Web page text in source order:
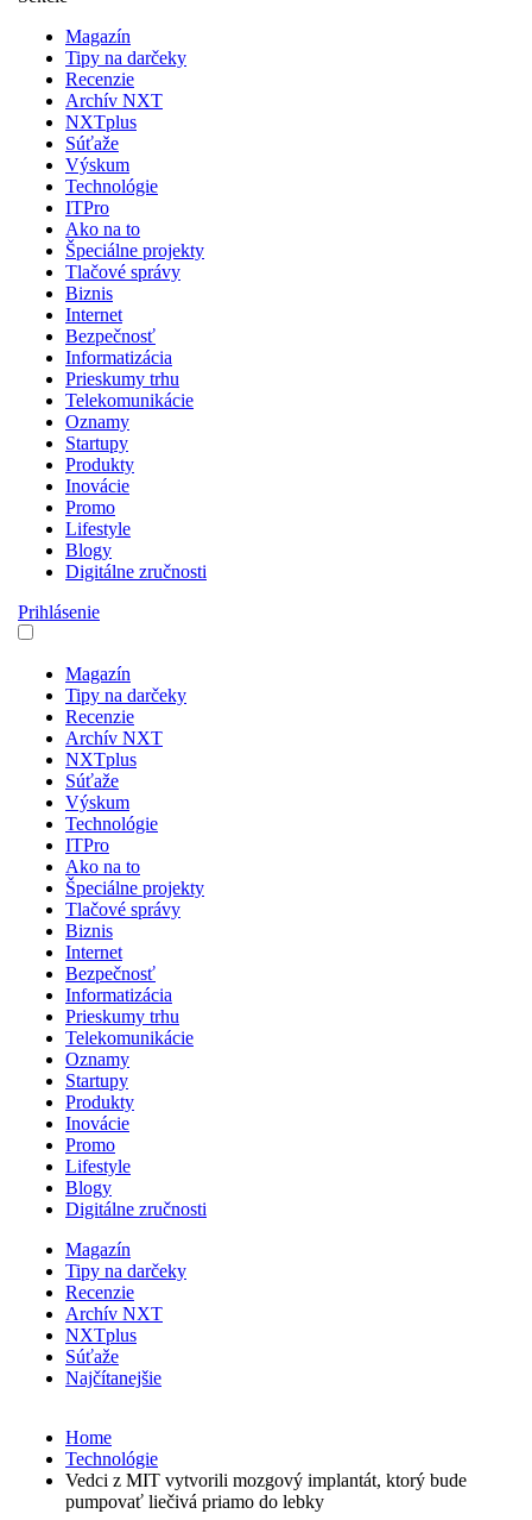
Magazín
Tipy na darčeky
Recenzie
Archív NXT
NXTplus
Súťaže
Výskum
Technológie
ITPro
Ako na to
Špeciálne projekty
Tlačové správy
Biznis
Internet
Bezpečnosť
Informatizácia
Prieskumy trhu
Telekomunikácie
Oznamy
Startupy
Produkty
Inovácie
Promo
Lifestyle
Blogy
Digitálne zručnosti
Prihlásenie
Magazín
Tipy na darčeky
Recenzie
Archív NXT
NXTplus
Súťaže
Výskum
Technológie
ITPro
Ako na to
Špeciálne projekty
Tlačové správy
Biznis
Internet
Bezpečnosť
Informatizácia
Prieskumy trhu
Telekomunikácie
Oznamy
Startupy
Produkty
Inovácie
Promo
Lifestyle
Blogy
Digitálne zručnosti
Magazín
Tipy na darčeky
Recenzie
Archív NXT
NXTplus
Súťaže
Najčítanejšie
Home
Technológie
Vedci z MIT vytvorili mozgový implantát, ktorý bude
pumpovať liečivá priamo do lebky